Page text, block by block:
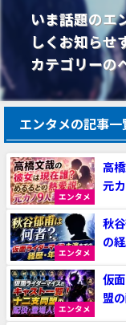
いま話題のエ
しくお知らせ
カテゴリーの
エンタメの記事一
エンタメ
高
元
エンタメ
秋
の
エンタメ
仮
盟